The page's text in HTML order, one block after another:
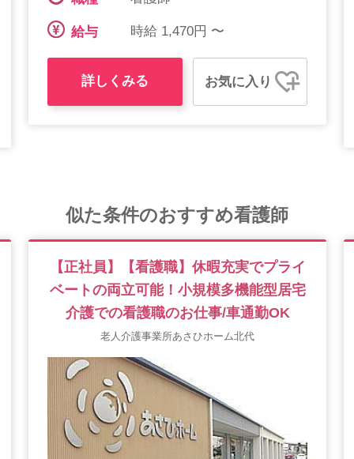
給与 時給 1,470円 〜
詳しくみる お気に入り
似た条件のおすすめ看護師
【正社員】【看護職】休暇充実でプライ
ベートの両立可能！小規模多機能型居宅
介護での看護職のお仕事/車通勤OK
老人介護事業所あさひホーム北代